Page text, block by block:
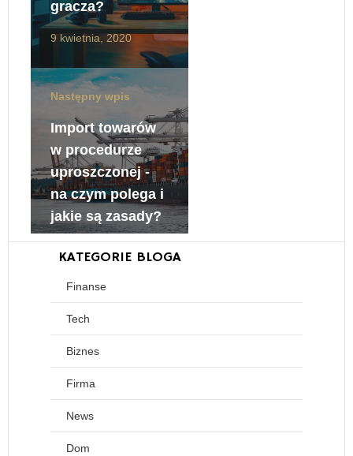
gracza?
9 kwietnia, 2020
Następny wpis
Import towarów
w procedurze
uproszczonej -
na czym polega i
jakie są zasady?
KATEGORIE BLOGA
Finanse
Tech
Biznes
Firma
News
Dom